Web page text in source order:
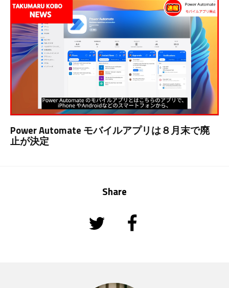
Power Automate モバイルアプリは８月末で廃
止が決定
Share